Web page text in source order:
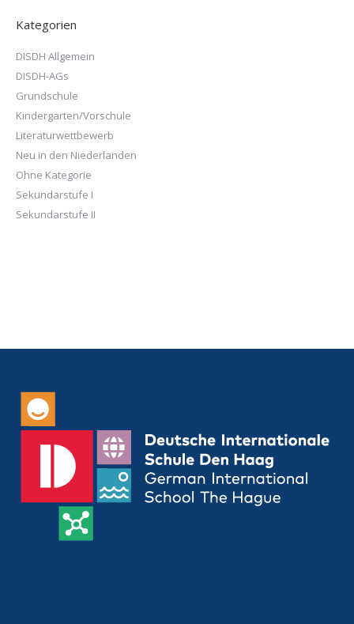
Kategorien
DISDH Allgemein
DISDH-AGs
Grundschule
Kindergarten/Vorschule
Literaturwettbewerb
Neu in den Niederlanden
Ohne Kategorie
Sekundarstufe I
Sekundarstufe II